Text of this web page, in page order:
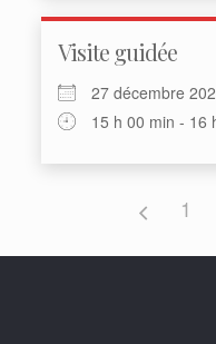
Visite guidée
27 décembre
15 h 00 min - 16
1